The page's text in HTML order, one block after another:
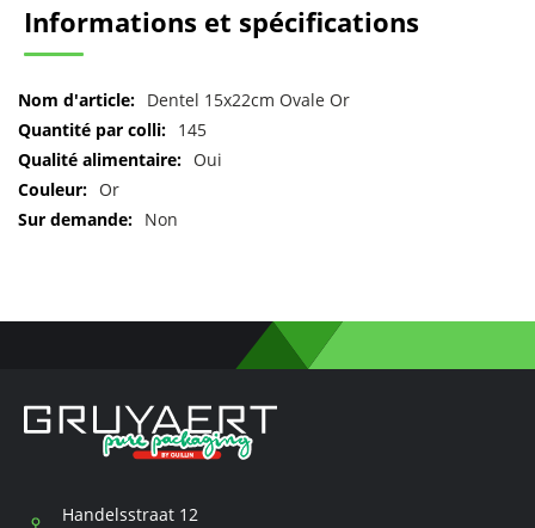
Informations et spécifications
Pour
plus
d'informations
Dentel 15x22cm Ovale Or
145
Oui
Or
Non
Handelsstraat 12